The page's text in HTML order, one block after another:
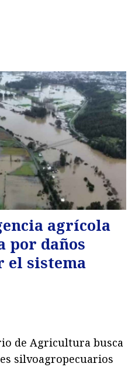
agrícola
por daños
el sistema
de Agricultura busca
silvoagropecuarios